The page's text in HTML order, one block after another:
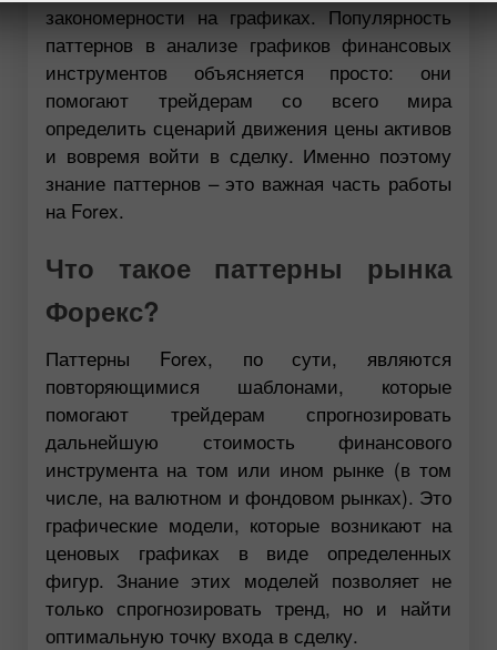
закономерности на графиках. Популярность
паттернов в анализе графиков финансовых
инструментов объясняется просто: они
помогают трейдерам со всего мира
определить сценарий движения цены активов
и вовремя войти в сделку. Именно поэтому
знание паттернов – это важная часть работы
на Forex.
Что такое паттерны рынка
Форекс?
Паттерны Forex, по сути, являются
повторяющимися шаблонами, которые
помогают трейдерам спрогнозировать
дальнейшую стоимость финансового
инструмента на том или ином рынке (в том
числе, на валютном и фондовом рынках). Это
графические модели, которые возникают на
ценовых графиках в виде определенных
фигур. Знание этих моделей позволяет не
только спрогнозировать тренд, но и найти
оптимальную точку входа в сделку.